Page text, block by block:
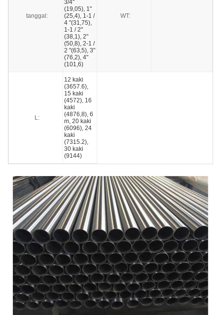
tanggal:
3/4"
(19,05), 1"
(25,4), 1-1 /
4 "(31,75),
1-1 / 2"
(38,1), 2"
(50,8), 2-1 /
2 "(63,5), 3"
(76,2), 4"
(101,6)
WT:
L:
12 kaki
(3657.6),
15 kaki
(4572), 16
kaki
(4876,8), 6
m, 20 kaki
(6096), 24
kaki
(7315.2),
30 kaki
(9144)